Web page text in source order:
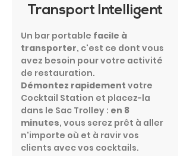
Transport Intelligent
Un bar portable facile à
transporter, c'est ce dont vous
avez besoin pour votre activité
de restauration.
Démontez rapidement votre
Cocktail Station et placez-la
dans le Sac Trolley : en 8
minutes, vous serez prêt à aller
n'importe où et à ravir vos
clients avec vos cocktails.